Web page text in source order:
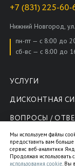
+7 (831) 225-60-
Нижний Новгород,
пн-пт — с 8:00 до
сб-вс — с 8:00 до
УСЛУГИ
ДИСКОНТНАЯ
ВОПРОСЫ /
ОТЗЫВЫ
СТАТЬИ ПО
Мы используем файлы
предоставить вам
сервис веб-аналитики
Продолжая использовать
использования cookie. Вы